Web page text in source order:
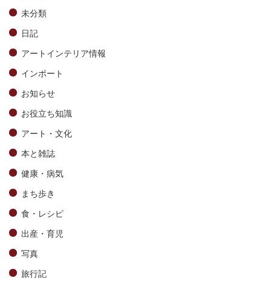
未分類
日記
アートインテリア情報
インポート
お知らせ
お役立ち知識
アート・文化
本と雑誌
健康・病気
まち歩き
食・レシピ
出産・育児
写真
旅行記